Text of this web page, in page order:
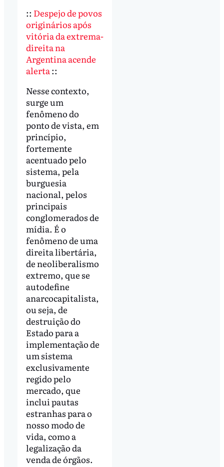
:: Despejo de povos
originários após
vitória da extrema-
direita na
Argentina acende
alerta::
Nesse contexto,
surge um
fenômeno do
ponto de vista, em
princípio,
fortemente
acentuado pelo
sistema, pela
burguesia
nacional, pelos
principais
conglomerados de
mídia. É o
fenômeno de uma
direita libertária,
de neoliberalismo
extremo, que se
autodefine
anarcocapitalista,
ou seja, de
destruição do
Estado para a
implementação de
um sistema
exclusivamente
regido pelo
mercado, que
inclui pautas
estranhas para o
nosso modo de
vida, como a
legalização da
venda de órgãos.